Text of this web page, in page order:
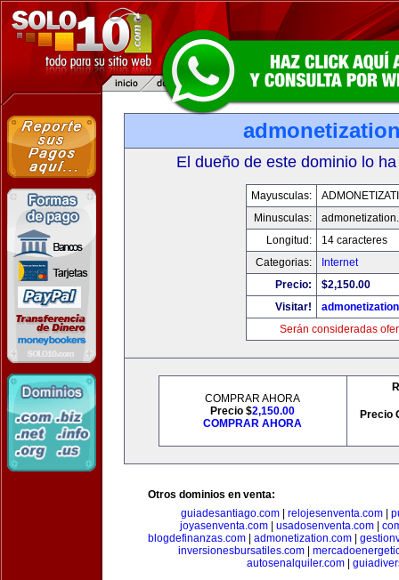
El dueño de este dominio lo
Mayusculas:
Minusculas:
Longitud:
14 caracteres
Categorias:
Internet
Precio:
$2,150.00
Visitar!
Serán consideradas
COMPRAR AHORA
Precio $2,150.00
COMPRAR AHORA
Precio
Otros dominios en venta:
guiadesantiago.com| relojesenventa.com|
joyasenventa.com
usadosenventa.com
blogdefinanzas.com
admonetization.com
inversionesbursatiles.com|
autosenalquiler.com|